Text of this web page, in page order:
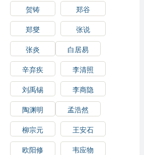
贺铸
郑谷
郑燮
张说
张炎
白居易
辛弃疾
李清照
刘禹锡
李商隐
陶渊明
孟浩然
柳宗元
王安石
欧阳修
韦应物